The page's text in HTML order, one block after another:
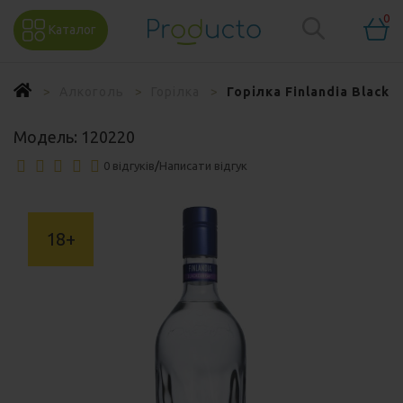
Каталог
0
Горілка Finlandia
Модель: 120220
0 відгуків/Написати відгук
18+